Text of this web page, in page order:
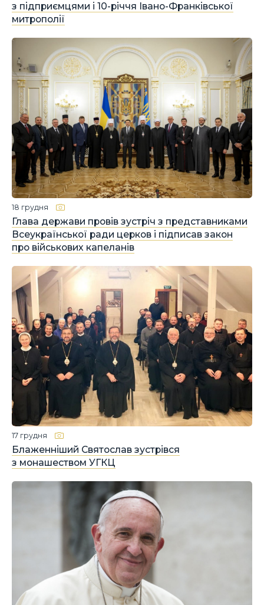
з підприємцями і 10-річчя Івано-Франківської
митрополії
Глава держави провів зустріч з представниками
Всеукраїнської ради церков і підписав закон
про військових капеланів
18 грудня
Блаженніший Святослав зустрівся
з монашеством УГКЦ
17 грудня